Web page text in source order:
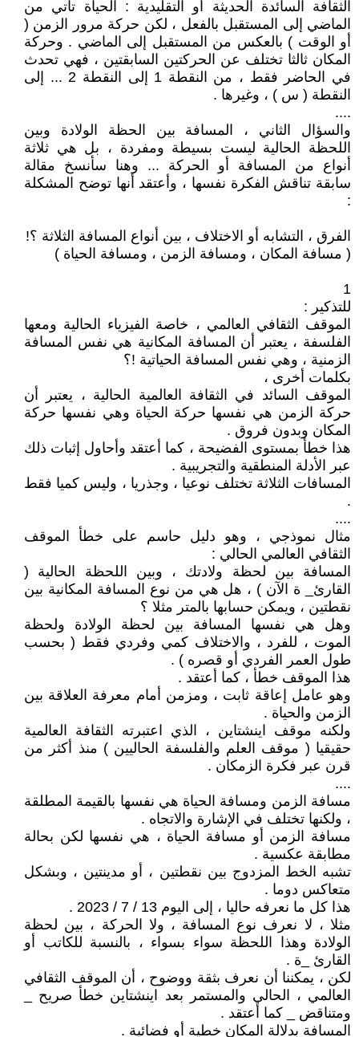
الثقافة السائدة الحديثة أو التقليدية : الحياة تأتي من
الماضي إلى المستقبل بالفعل ، لكن حركة مرور الزمن (
أو الوقت ) بالعكس من المستقبل إلى الماضي . وحركة
المكان ثالثا تختلف عن الحركتين السابقتين ، فهي تحدث
في الحاضر فقط ، من النقطة 1 إلى النقطة 2 ... إلى
النقطة ( س ) ، وغيرها .
....
والسؤال الثاني ، المسافة بين الحظة الولادة وبين
اللحظة الحالية ليست بسيطة ومفردة ، بل هي ثلاثة
أنواع من المسافة أو الحركة ... وهنا سأنسخ مقالة
سابقة تناقش الفكرة نفسها ، وأعتقد أنها توضح المشكلة
:
الفرق ، التشابه أو الاختلاف ، بين أنواع المسافة الثلاثة ؟!
( مسافة المكان ، ومسافة الزمن ، ومسافة الحياة )
1
للتذكير :
الموقف الثقافي العالمي ، خاصة الفيزياء الحالية ومعها
الفلسفة ، يعتبر أن المسافة المكانية هي نفس المسافة
الزمنية ، وهي نفس المسافة الحياتية !؟
بكلمات أخرى ،
الموقف السائد في الثقافة العالمية الحالية ، يعتبر أن
حركة الزمن هي نفسها حركة الحياة وهي نفسها حركة
المكان وبدون فروق .
هذا خطأ بمستوى الفضيحة ، كما أعتقد وأحاول إثبات ذلك
عبر الأدلة المنطقية والتجريبية .
المسافات الثلاثة تختلف نوعيا ، وجذريا ، وليس كميا فقط
.
....
مثال نموذجي ، وهو دليل حاسم على خطأ الموقف
الثقافي العالمي الحالي :
المسافة بين لحظة ولادتك ، وبين اللحظة الحالية (
القارئ_ ة الآن ) ، هل هي من نوع المسافة المكانية بين
نقطتين ، ويمكن حسابها بالمتر مثلا ؟
وهل هي نفسها المسافة بين لحظة الولادة ولحظة
الموت ، للفرد ، والاختلاف كمي وفردي فقط ( بحسب
طول العمر الفردي أو قصره ) .
هذا الموقف خطأ ، كما أعتقد .
وهو عامل إعاقة ثابت ، ومزمن أمام معرفة العلاقة بين
الزمن والحياة .
ولكنه موقف اينشتاين ، الذي اعتبرته الثقافة العالمية
حقيقيا ( موقف العلم والفلسفة الحاليين ) منذ أكثر من
قرن عبر فكرة الزمكان .
....
مسافة الزمن ومسافة الحياة هي نفسها بالقيمة المطلقة
، ولكنها تختلف في الإشارة والاتجاه .
مسافة الزمن أو مسافة الحياة ، هي نفسها لكن بحالة
مطابقة عكسية .
تشبه الخط المزدوج بين نقطتين ، أو مدينتين ، وبشكل
متعاكس دوما .
هذا كل ما نعرفه حاليا ، إلى اليوم 13 / 7 / 2023 .
مثلا ، لا نعرف نوع المسافة ، ولا الحركة ، بين لحظة
الولادة وهذا اللحظة سواء بسواء ، بالنسبة للكاتب أو
القارئ _ة .
لكن ، يمكننا أن نعرف بثقة ووضوح ، أن الموقف الثقافي
العالمي ، الحالي والمستمر بعد اينشتاين خطأ صريح _
ومتناقض _ كما أعتقد .
المسافة بدلالة المكان خطية أو فضائية .